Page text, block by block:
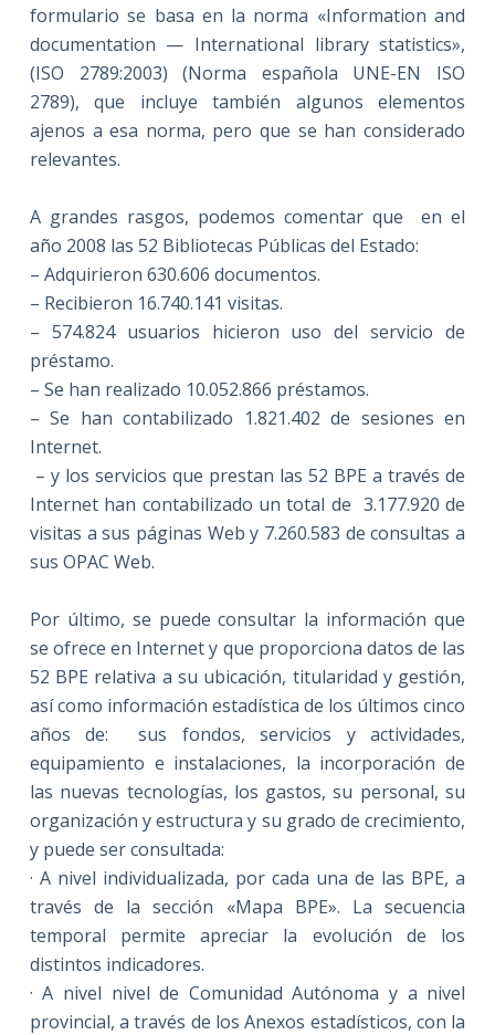
formulario se basa en la norma «Information and
documentation — International library statistics»,
(ISO 2789:2003) (Norma española UNE-EN ISO
2789), que incluye también algunos elementos
ajenos a esa norma, pero que se han considerado
relevantes.
A grandes rasgos, podemos comentar que en el
año 2008 las 52 Bibliotecas Públicas del Estado:
– Adquirieron 630.606 documentos.
– Recibieron 16.740.141 visitas.
– 574.824 usuarios hicieron uso del servicio de
préstamo.
– Se han realizado 10.052.866 préstamos.
– Se han contabilizado 1.821.402 de sesiones en
Internet.
– y los servicios que prestan las 52 BPE a través de
Internet han contabilizado un total de 3.177.920 de
visitas a sus páginas Web y 7.260.583 de consultas a
sus OPAC Web.
Por último, se puede consultar la información que
se ofrece en Internet y que proporciona datos de las
52 BPE relativa a su ubicación, titularidad y gestión,
así como información estadística de los últimos cinco
años de: sus fondos, servicios y actividades,
equipamiento e instalaciones, la incorporación de
las nuevas tecnologías, los gastos, su personal, su
organización y estructura y su grado de crecimiento,
y puede ser consultada:
· A nivel individualizada, por cada una de las BPE, a
través de la sección «Mapa BPE». La secuencia
temporal permite apreciar la evolución de los
distintos indicadores.
· A nivel nivel de Comunidad Autónoma y a nivel
provincial, a través de los Anexos estadísticos, con la